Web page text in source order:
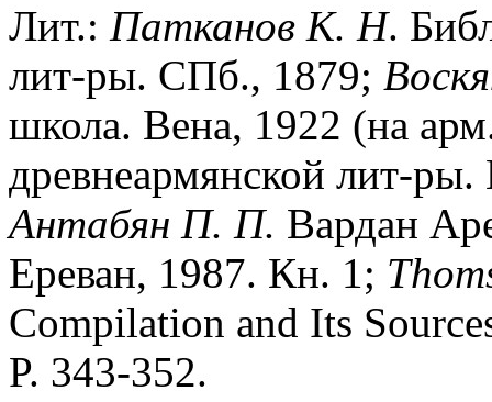
Лит.: Патканов К. Н.
лит-ры. СПб., 1879;
школа. Вена, 1922 (на
древнеармянской лит-
Антабян П. П. Вардан
Ереван, 1987. Кн. 1;
Compilation and Its
P. 343-352.